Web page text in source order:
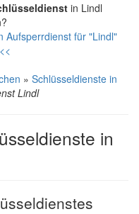
in Lindl
Aufsperrdienst für "Lindl"
» Schlüsseldienste in
Lindl
in